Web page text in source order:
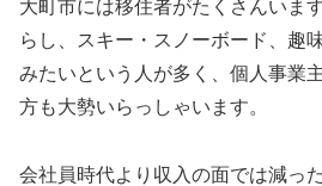
大町市には移住者がたくさんいま
らし、スキー・スノーボード、趣
みたいという人が多く、個人事業
方も大勢いらっしゃいます。
会社員時代より収入の面では減っ